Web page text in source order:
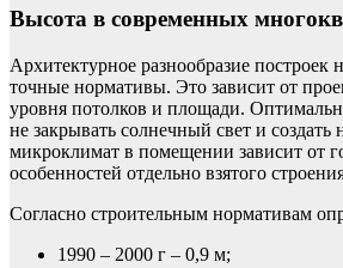
Высота в современных
Архитектурное разнообразие построек
точные нормативы. Это зависит от
уровня потолков и площади.
не закрывать солнечный свет и создать
микроклимат в помещении зависит от
особенностей отдельно взятого
Согласно строительным нормативам
1990 – 2000 г – 0,9 м;